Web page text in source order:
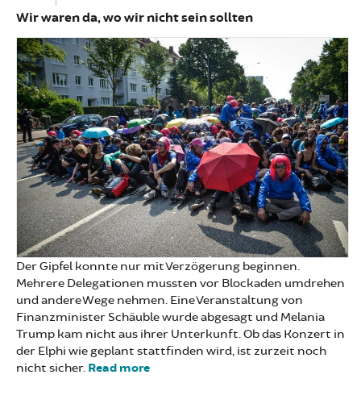
Wir waren da, wo wir nicht sein sollten
Der Gipfel konnte nur mit Verzögerung beginnen.
Mehrere Delegationen mussten vor Blockaden umdrehen
und andere Wege nehmen. Eine Veranstaltung von
Finanzminister Schäuble wurde abgesagt und Melania
Trump kam nicht aus ihrer Unterkunft. Ob das Konzert in
der Elphi wie geplant stattfinden wird, ist zurzeit noch
nicht sicher. Read more